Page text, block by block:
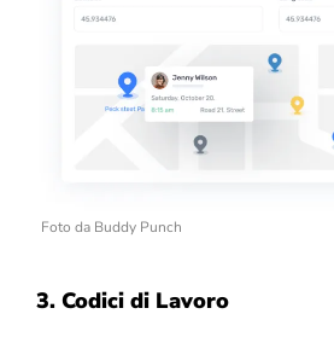
Foto da Buddy Punch
3. Codici di Lavoro